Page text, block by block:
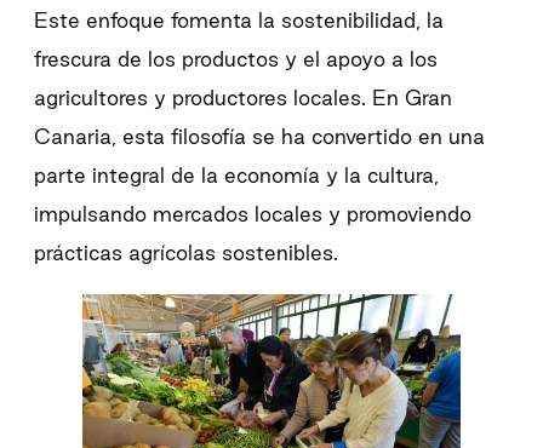
Este enfoque fomenta la sostenibilidad, la
frescura de los productos y el apoyo a los
agricultores y productores locales. En Gran
Canaria, esta filosofía se ha convertido en una
parte integral de la economía y la cultura,
impulsando mercados locales y promoviendo
prácticas agrícolas sostenibles.